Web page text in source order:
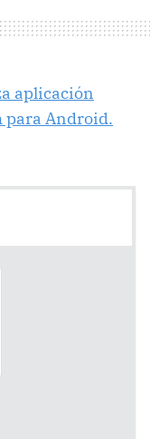
aplicación
para Android.